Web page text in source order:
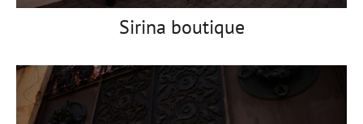
Sirina boutique